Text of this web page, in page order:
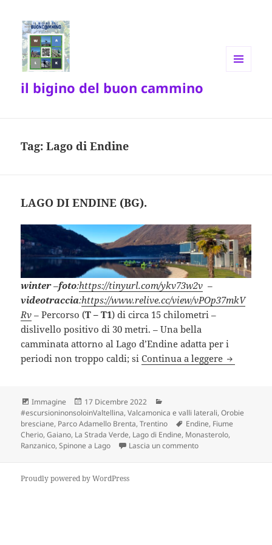
il bigino del buon cammino
Tag:Lago di Endine
LAGO DI ENDINE (BG).
winter–foto:https://tinyurl.com/ykv73w2v –
videotraccia:https://www.relive.cc/view/vPOp37mkV
Rv –Percorso (T – T1) di circa 15 chilometri –
dislivello positivo di 30 metri. –Una bella
camminata attorno al Lago d’Endine adatta per i
periodi non troppo caldi; siContinua a leggere LAGO DI
Formato
Immagine
Scritto
il
17 Dicembre 2022
#escursioninonsoloinValtellina,Valcamonica e valli laterali, Orobie
bresciane, Parco Adamello Brenta, Trentino
Tag
Endine, Fiume
Cherio,Gaiano, La Strada Verde, Lago di Endine, Monasterolo,
Ranzanico,Spinone a Lago Lascia un commentosu LAGO DI ENDINE
Proudly powered by WordPress